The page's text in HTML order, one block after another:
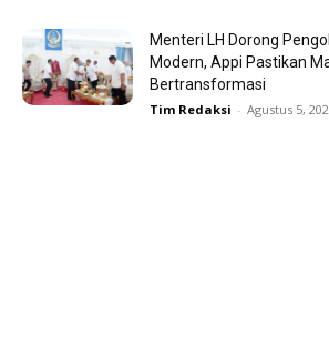
Menteri LH Dorong
Modern, Appi Pastikan
Bertransformasi
Tim Redaksi - Agustus 5,